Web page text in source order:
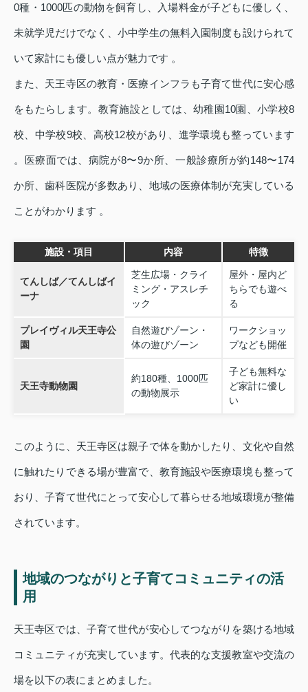
0種・1000匹の動物を飼育し、入場料金が子どもに優しく、
未就学児だけでなく、小中学生の無料入園制度も設けられて
いて家計にも優しい点が魅力です 。
また、天王寺区の教育・医療インフラも子育て世代に安心感
をもたらします。教育施設としては、幼稚園10園、小学校8
校、中学校9校、高校12校があり、進学環境も整っています
。医療面では、病院が8〜9か所、一般診療所が約148〜174
か所、歯科医院が多数あり、地域の医療体制が充実している
ことがわかります 。
施設・項目 内容 特徴
てんしば／てんしばイ
ーナ
芝生広場・クライ
ミング・アスレチ
ック
屋外・屋内ど
ちらでも遊べ
る
プレイヴィル天王寺公
園
自然遊びゾーン・
体の遊びゾーン
ワークショッ
プなども開催
天王寺動物園
約180種、1000匹
の動物展示
子ども無料な
ど家計に優し
い
このように、天王寺区は親子で体を動かしたり、文化や自然
に触れたりできる場が豊富で、教育施設や医療環境も整って
おり、子育て世代にとって安心して暮らせる地域環境が整備
されています。
地域のつながりと子育てコミュニティの活
用
天王寺区では、子育て世代が安心してつながりを築ける地域
コミュニティが充実しています。代表的な支援教室や交流の
場を以下の表にまとめました。